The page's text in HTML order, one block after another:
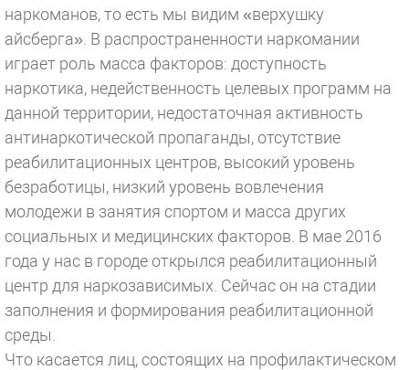
наркоманов, то есть мы видим «верхушку
айсберга». В распространенности наркомании
играет роль масса факторов: доступность
наркотика, недейственность целевых программ на
данной территории, недостаточная активность
антинаркотической пропаганды, отсутствие
реабилитационных центров, высокий уровень
безработицы, низкий уровень вовлечения
молодежи в занятия спортом и масса других
социальных и медицинских факторов. В мае 2016
года у нас в городе открылся реабилитационный
центр для наркозависимых. Сейчас он на стадии
заполнения и формирования реабилитационной
среды.
Что касается лиц, состоящих на профилактическом